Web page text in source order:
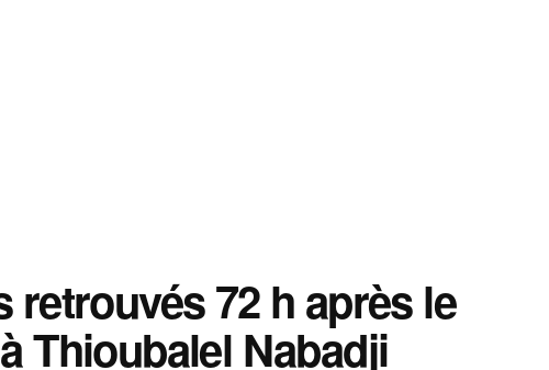
retrouvés 72 h après le
Thioubalel Nabadji